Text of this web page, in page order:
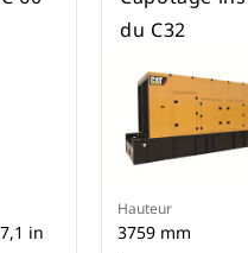
in
du C32
Hauteur
3759 mm